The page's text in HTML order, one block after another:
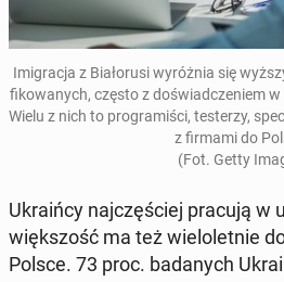
Imi­grac­ja z Bi­ałorusi wyróż­nia się
fikowanych, często z doświad­cze­niem
Wielu z nich to pro­gramiś­ci, testerzy,
z firmami do
(Fot. Getty
Ukraiń­cy na­jczęś­ciej pracują w
więk­szość ma też wielo­let­nie
Polsce. 73 proc. badanych